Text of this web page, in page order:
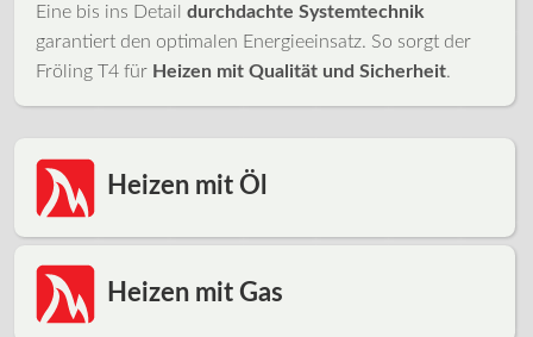
Eine bis ins Detail durchdachte Systemtechnik
garantiert den optimalen Energieeinsatz. So sorgt der
Fröling T4 für Heizen mit Qualität und Sicherheit.
Heizen mit Öl
Heizen mit Gas